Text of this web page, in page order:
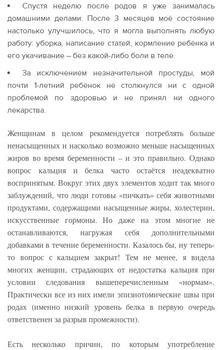
Спустя неделю после родов я уже занималась
домашними делами. После 3 месяцев моё состояние
настолько улучшилось, что я могла выполнять любую
работу: уборка, написание статей, кормление ребёнка и
его укачивание – без какой-либо боли в теле.
За исключением незначительной простуды, мой
почти 1-летний ребёнок не столкнулся ни с одной
проблемой по здоровью и не принял ни одного
лекарства.
Женщинам в целом рекомендуется потреблять больше
ненасыщенных и насколько возможно меньше насыщенных
жиров во время беременности – и это правильно. Однако
вопрос кальция и белка часто остаётся неадекватно
воспринятым. Вокруг этих двух элементов ходит так много
заблуждений, что люди готовы «пичкать» себя животными
продуктами, содержащими насыщенные жиры, холестерин,
искусственные гормоны. Но даже на этом многие не
останавливаются, нагружая себя дополнительными
добавками в течение беременности. Казалось бы, ну теперь-
то вопрос с кальцием закрыт! Тем не менее, я видела
многих женщин, страдающих от недостатка кальция при
условии следования вышеперечисленным «нормам».
Практически все из них имели эпизиотомические швы при
родах (именно низкий уровень белка в первую очередь
ответственен за разрыв промежности).
Есть несколько причин, по которым употребление